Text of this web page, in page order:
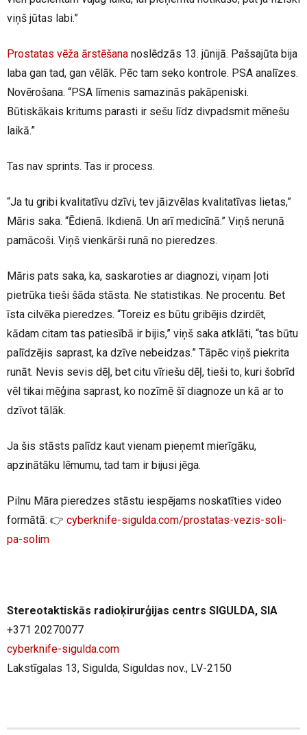
viņš jūtas labi.”
Prostatas vēža ārstēšana noslēdzās 13. jūnijā. Pašsajūta bija
laba gan tad, gan vēlāk. Pēc tam seko kontrole. PSA analīzes.
Novērošana. “PSA līmenis samazinās pakāpeniski.
Būtiskākais kritums parasti ir sešu līdz divpadsmit mēnešu
laikā.”
Tas nav sprints. Tas ir process.
“Ja tu gribi kvalitatīvu dzīvi, tev jāizvēlas kvalitatīvas lietas,”
Māris saka. “Ēdienā. Ikdienā. Un arī medicīnā.” Viņš nerunā
pamācoši. Viņš vienkārši runā no pieredzes.
Māris pats saka, ka, saskaroties ar diagnozi, viņam ļoti
pietrūka tieši šāda stāsta. Ne statistikas. Ne procentu. Bet
īsta cilvēka pieredzes. “Toreiz es būtu gribējis dzirdēt,
kādam citam tas patiesībā ir bijis,” viņš saka atklāti, “tas būtu
palīdzējis saprast, ka dzīve nebeidzas.” Tāpēc viņš piekrita
runāt. Nevis sevis dēļ, bet citu vīriešu dēļ, tieši to, kuri šobrīd
vēl tikai mēģina saprast, ko nozīmē šī diagnoze un kā ar to
dzīvot tālāk.
Ja šis stāsts palīdz kaut vienam pieņemt mierīgāku,
apzinātāku lēmumu, tad tam ir bijusi jēga.
Pilnu Māra pieredzes stāstu iespējams noskatīties video
formātā: 👉 cyberknife-sigulda.com/prostatas-vezis-soli-
pa-solim
Stereotaktiskās radioķirurģijas centrs SIGULDA, SIA
+371 20270077
cyberknife-sigulda.com
Lakstīgalas 13, Sigulda, Siguldas nov., LV-2150